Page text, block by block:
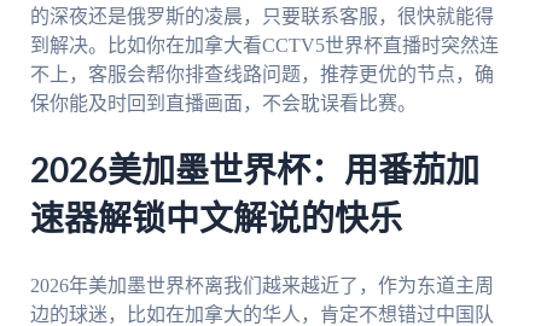
的深夜还是俄罗斯的凌晨，只要联系客服，很快就能得
到解决。比如你在加拿大看CCTV5世界杯直播时突然连
不上，客服会帮你排查线路问题，推荐更优的节点，确
保你能及时回到直播画面，不会耽误看比赛。
2026美加墨世界杯：用番茄加
速器解锁中文解说的快乐
2026年美加墨世界杯离我们越来越近了，作为东道主周
边的球迷，比如在加拿大的华人，肯定不想错过中国队